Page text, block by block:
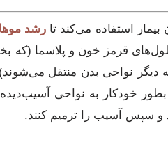
استفاده می‌کند تارشد
قرمز خون و پلاسما (که
نواحی بدن منتقل
خودکار به نواحی
و سپس آسیب را ترمیم کنند.